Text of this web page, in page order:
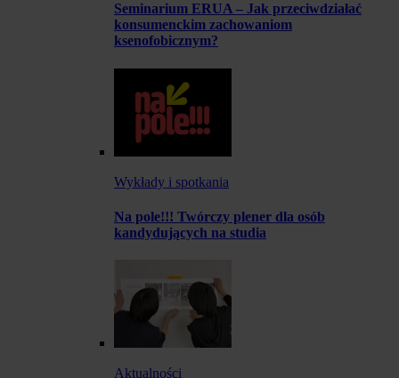
Seminarium ERUA – Jak przeciwdziałać
konsumenckim zachowaniom
ksenofobicznym?
Wykłady i spotkania
Na pole!!! Twórczy plener dla osób
kandydujących na studia
Aktualności